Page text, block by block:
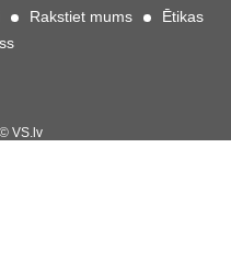
Rakstiet mums
Ētikas
VS.lv